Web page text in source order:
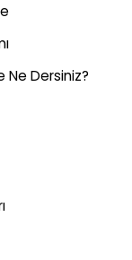
Ne Dersiniz?